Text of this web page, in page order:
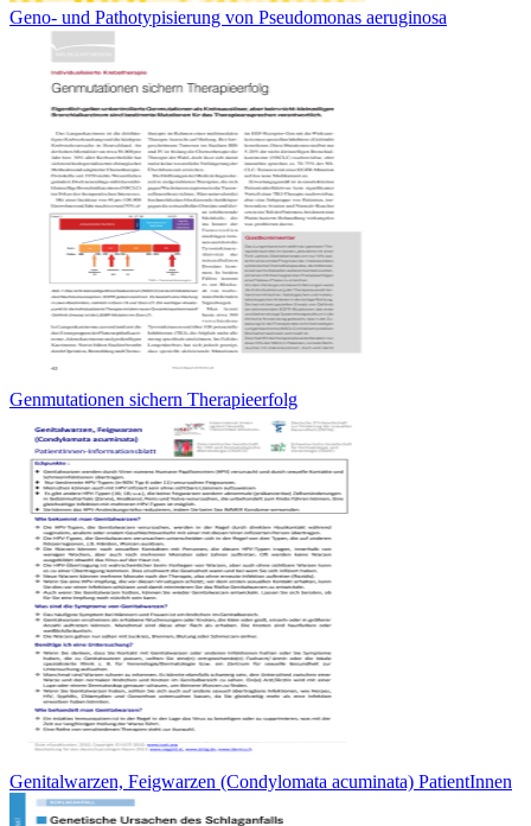
Geno- und Pathotypisierung von Pseudomonas aeruginosa
Genmutationen sichern Therapieerfolg
Genitalwarzen, Feigwarzen (Condylomata acuminata) PatientInnen